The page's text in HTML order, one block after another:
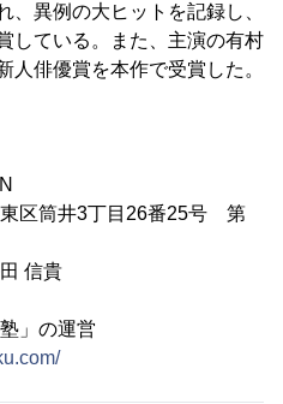
、異例の大ヒットを記録し、
している。また、主演の有村
人俳優賞を本作で受賞した。
区筒井3丁目26番25号 第
信貴
」の運営